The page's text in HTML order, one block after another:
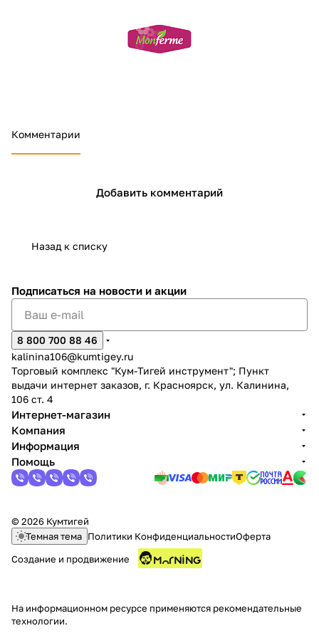
Комментарии
Добавить комментарий
Назад к списку
Подписаться на новости и акции
8 800 700 88 46
kalinina106@kumtigey.ru
Торговый комплекс "Кум-Тигей инструмент"; Пункт
выдачи интернет заказов, г. Красноярск, ул. Калинина,
106 ст. 4
Интернет-магазин
Компания
Информация
Помощь
© 2026 Кумтигей
Темная тема Политики КонфиденциальностиОферта
Создание и продвижение
На информационном ресурсе применяются рекомендательные
технологии.
Добавляйте товары
Получайте товар
по25%каждые 2 недели
Подробнее
об оплате Плайтом
недели